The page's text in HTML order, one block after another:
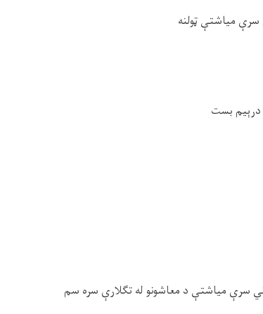
سرې میاشتې ټولنه
بست
سرې میاشتې د معاشونو له تګلارې سره سم